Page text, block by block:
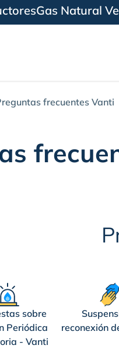
Gas Natural
frecuentes Vanti
sobre
Periódica
- Vanti
reconexión